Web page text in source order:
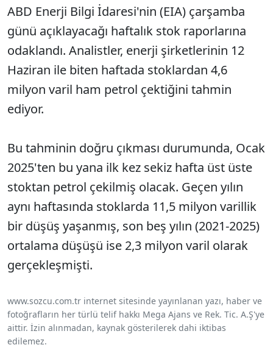
ABD Enerji Bilgi İdaresi'nin (EIA) çarşamba
günü açıklayacağı haftalık stok raporlarına
odaklandı. Analistler, enerji şirketlerinin 12
Haziran ile biten haftada stoklardan 4,6
milyon varil ham petrol çektiğini tahmin
ediyor.
Bu tahminin doğru çıkması durumunda, Ocak
2025'ten bu yana ilk kez sekiz hafta üst üste
stoktan petrol çekilmiş olacak. Geçen yılın
aynı haftasında stoklarda 11,5 milyon varillik
bir düşüş yaşanmış, son beş yılın (2021-2025)
ortalama düşüşü ise 2,3 milyon varil olarak
gerçekleşmişti.
www.sozcu.com.tr internet sitesinde yayınlanan yazı, haber ve
fotoğrafların her türlü telif hakkı Mega Ajans ve Rek. Tic. A.Ş'ye
aittir. İzin alınmadan, kaynak gösterilerek dahi iktibas
edilemez.